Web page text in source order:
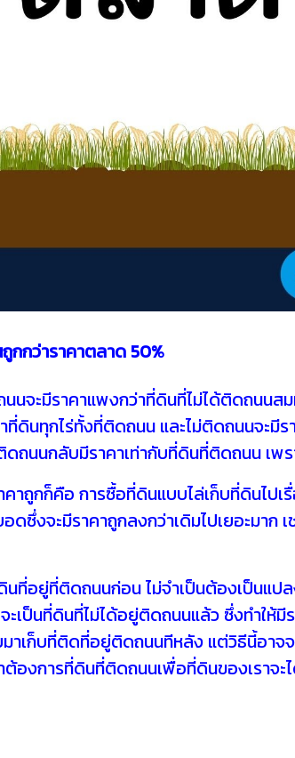
กกว่าราคาตลาด 50%
มีราคาแพงกว่าที่ดินที่ไม่ได้ติดถนนส
ที่ดินทุกไร่ทั้งที่ติดถนน และไม่ติดถนนจะ
ถนนกลับมีราคาเท่ากับที่ดินที่ติดถนน เพร
ก็คือ การซื้อที่ดินแบบไล่เก็บที่ดินไปเรื่
ซึ่งจะมีราคาถูกลงกว่าเดิมไปเยอะมาก
ที่อยู่ที่ติดถนนก่อน ไม่จำเป็นต้องเป็นแ
ป็นที่ดินที่ไม่ได้อยู่ติดถนนแล้ว ซึ่งทำให้
เก็บที่ติดที่อยู่ติดถนนทีหลัง แต่วิธีนี้อาจจ
องการที่ดินที่ติดถนนเพื่อที่ดินของเราจะ